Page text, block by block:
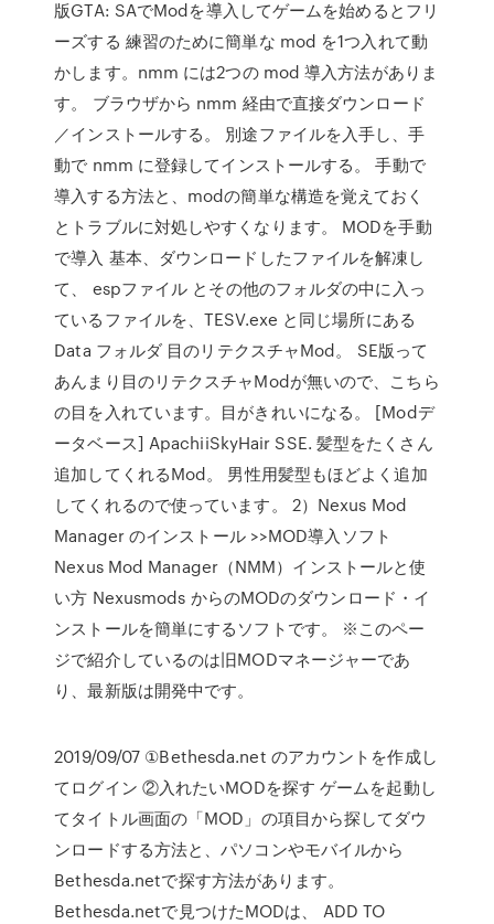
版GTA: SAでModを導入してゲームを始めるとフリ
ーズする 練習のために簡単な mod を1つ入れて動
かします。nmm には2つの mod 導入方法がありま
す。 ブラウザから nmm 経由で直接ダウンロード
／インストールする。 別途ファイルを入手し、手
動で nmm に登録してインストールする。 手動で
導入する方法と、modの簡単な構造を覚えておく
とトラブルに対処しやすくなります。 MODを手動
で導入 基本、ダウンロードしたファイルを解凍し
て、 espファイル とその他のフォルダの中に入っ
ているファイルを、TESV.exe と同じ場所にある
Data フォルダ 目のリテクスチャMod。 SE版って
あんまり目のリテクスチャModが無いので、こちら
の目を入れています。目がきれいになる。 [Modデ
ータベース] ApachiiSkyHair SSE. 髪型をたくさん
追加してくれるMod。 男性用髪型もほどよく追加
してくれるので使っています。 2）Nexus Mod
Manager のインストール >>MOD導入ソフト
Nexus Mod Manager（NMM）インストールと使
い方 Nexusmods からのMODのダウンロード・イ
ンストールを簡単にするソフトです。 ※このペー
ジで紹介しているのは旧MODマネージャーであ
り、最新版は開発中です。
2019/09/07 ①Bethesda.net のアカウントを作成し
てログイン ②入れたいMODを探す ゲームを起動し
てタイトル画面の「MOD」の項目から探してダウ
ンロードする方法と、パソコンやモバイルから
Bethesda.netで探す方法があります。
Bethesda.netで見つけたMODは、 ADD TO